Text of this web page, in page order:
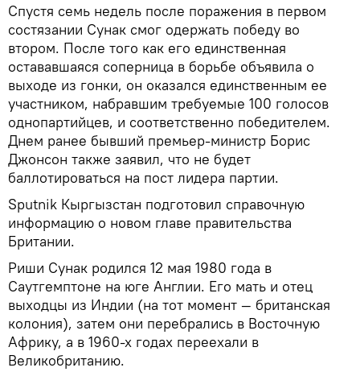
Спустя семь недель после поражения в первом
состязании Сунак смог одержать победу во
втором. После того как его единственная
остававшаяся соперница в борьбе объявила о
выходе из гонки, он оказался единственным ее
участником, набравшим требуемые 100 голосов
однопартийцев, и соответственно победителем.
Днем ранее бывший премьер-министр Борис
Джонсон также заявил, что не будет
баллотироваться на пост лидера партии.
Sputnik Кыргызстан подготовил справочную
информацию о новом главе правительства
Британии.
Риши Сунак родился 12 мая 1980 года в
Саутгемптоне на юге Англии. Его мать и отец
выходцы из Индии (на тот момент — британская
колония), затем они перебрались в Восточную
Африку, а в 1960-х годах переехали в
Великобританию.